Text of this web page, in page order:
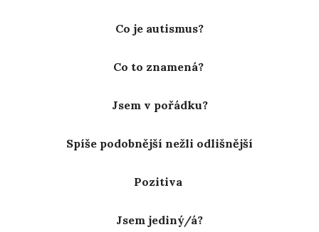
Co je autismus?
Co to znamená?
Jsem v pořádku?
Spíše podobnější nežli odlišnější
Pozitiva
Jsem jediný/á?